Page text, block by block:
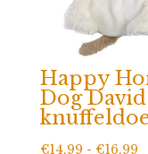
Happy
Dog David
€14,99 - €16,99